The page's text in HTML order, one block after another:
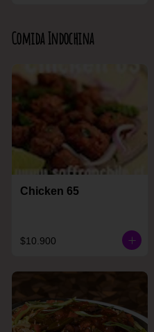
Comida Indochina
Chicken 65
$10.900